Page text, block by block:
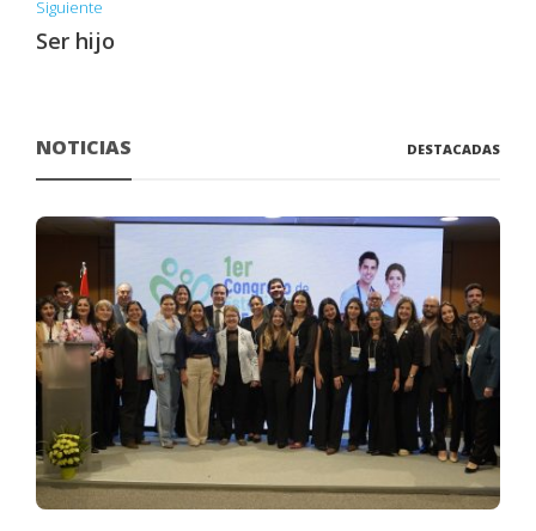
Siguiente
Ser hijo
NOTICIAS DESTACADAS